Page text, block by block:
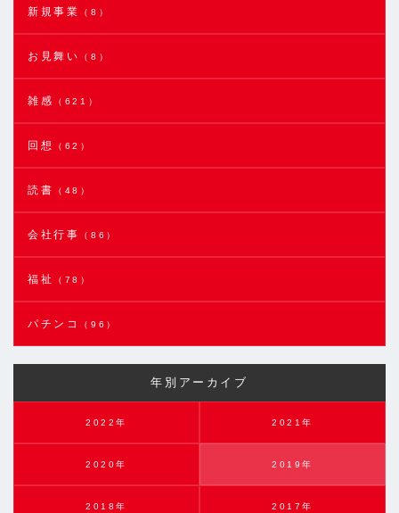
新規事業 （8）
お見舞い （8）
雑感 （621）
回想 （62）
読書 （48）
会社行事 （86）
福祉 （78）
パチンコ （96）
年別アーカイブ
2022年 2021年
2020年 2019年
2018年 2017年